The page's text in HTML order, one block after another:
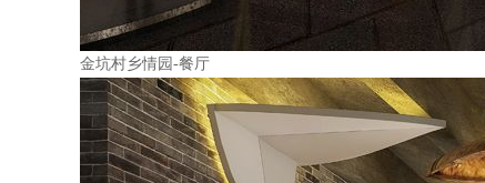
金坑村乡情园-餐厅